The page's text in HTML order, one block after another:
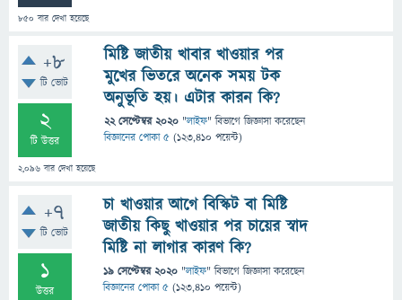
850 বার দেখা হয়েছে
+8
টি ভোট
2
টি উত্তর
2,096 বার দেখা হয়েছে
মিষ্টি জাতীয় খাবার খাওয়ার পর
মুখের ভিতরে অনেক সময় টক
অনুভূতি হয়। এটার কারন কি?
22 সেপ্টেম্বর 2020 "লাইফ" বিভাগে জিজ্ঞাসাকরেছেন
বিজ্ঞানের পোকা ৫ (123,410 পয়েন্ট)
+7
টি ভোট
1
উত্তর
চা খাওয়ার আগে বিস্কিট বা মিষ্টি
জাতীয় কিছু খাওয়ার পর চায়ের স্বাদ
মিষ্টি না লাগার কারণ কি?
19 সেপ্টেম্বর 2020 "লাইফ" বিভাগে জিজ্ঞাসাকরেছেন
বিজ্ঞানের পোকা ৫ (123,410 পয়েন্ট)